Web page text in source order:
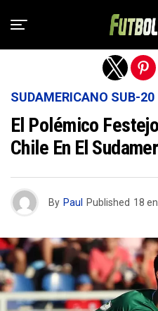
SUDAMERICANO SUB-20
El Polémico
Chile En El
By Paul Published 18
Salir de la